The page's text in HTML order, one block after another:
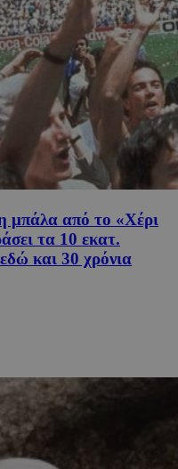
μπάλα από το «Χέρι
τα 10 εκατ.
και 30 χρόνια